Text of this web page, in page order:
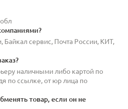
сервис, Почта России, КИТ,
наличными либо картой по
по ссылке, от юр лица по
товар, если он не